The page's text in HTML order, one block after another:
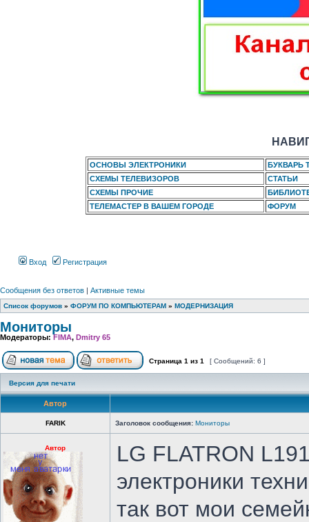
ОСНОВЫ ЭЛЕКТРОНИКИ
БУКВАРЬ
СХЕМЫ ТЕЛЕВИЗОРОВ
СТАТЬИ
СХЕМЫ ПРОЧИЕ
ТЕЛЕМАСТЕР В ВАШЕМ ГОРОДЕ
ФОРУМ
Вход Регистрация
Сообщения без ответов | Активные темы
Список форумов » ФОРУМ ПО КОМПЬЮТЕРАМ » МОДЕРНИЗАЦИЯ
Мониторы
Модераторы:FIMA, Dmitry 65
Страница 1 из 1 [ Сообщений: 6 ]
Версия для печати
Автор
FARIK Заголовок сообщения: Мониторы
Автор
LG FLATRON
электроники
так вот мои